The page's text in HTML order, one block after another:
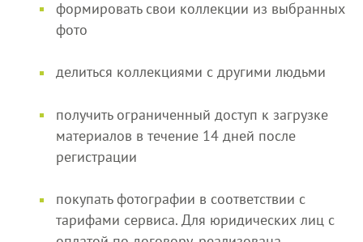
формировать свои коллекции из выбранных
фото
делиться коллекциями с другими людьми
получить ограниченный доступ к загрузке
материалов в течение 14 дней после
регистрации
покупать фотографии в соответствии с
тарифами сервиса. Для юридических лиц с